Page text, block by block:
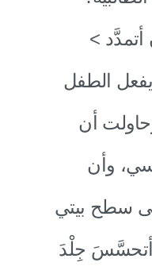
الطفل
أن
وأن
سطح بيتي
أتحسَّسَ جِلْدَ